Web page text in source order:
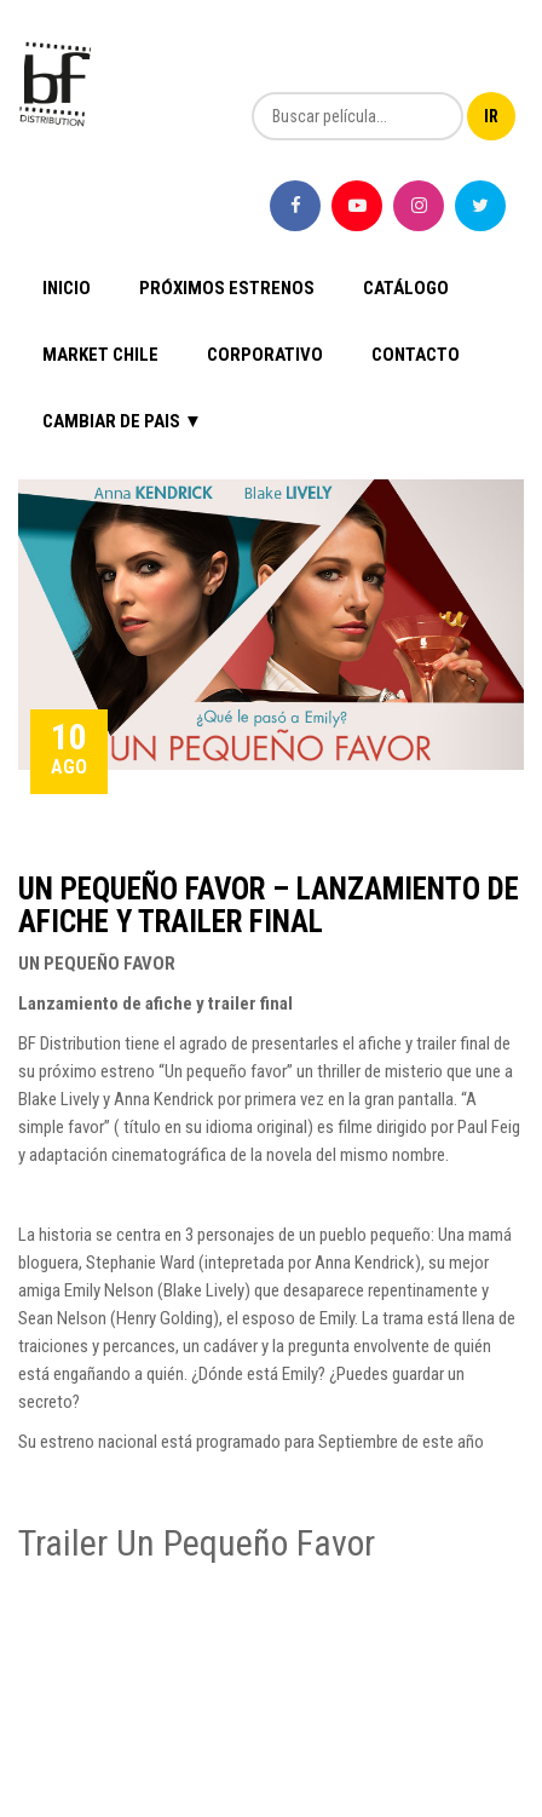
INICIO PRÓXIMOS ESTRENOS CATÁLOGO
MARKET CHILE CORPORATIVO CONTACTO
CAMBIAR DE PAIS ▼
10
AGO
UN PEQUEÑO FAVOR – LANZAMIENTO DE
AFICHE Y TRAILER FINAL
UN PEQUEÑO FAVOR
Lanzamiento de afiche y trailer final
BF Distribution tiene el agrado de presentarles el afiche y trailer final de
su próximo estreno “Un pequeño favor” un thriller de misterio que une a
Blake Lively y Anna Kendrick por primera vez en la gran pantalla. “A
simple favor” ( título en su idioma original) es filme dirigido por Paul Feig
y adaptación cinematográfica de la novela del mismo nombre.
La historia se centra en 3 personajes de un pueblo pequeño: Una mamá
bloguera, Stephanie Ward (intepretada por Anna Kendrick), su mejor
amiga Emily Nelson (Blake Lively) que desaparece repentinamente y
Sean Nelson (Henry Golding), el esposo de Emily. La trama está llena de
traiciones y percances, un cadáver y la pregunta envolvente de quién
está engañando a quién. ¿Dónde está Emily? ¿Puedes guardar un
secreto?
Su estreno nacional está programado para Septiembre de este año
Trailer Un Pequeño Favor